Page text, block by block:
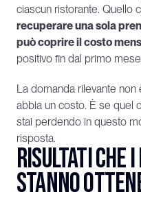
recuperare una sola
può coprire il costo
positivo fin dal primo
La domanda rilevante
abbia un costo. È se quel
stai perdendo in questo
risposta.
Risultati
stanno